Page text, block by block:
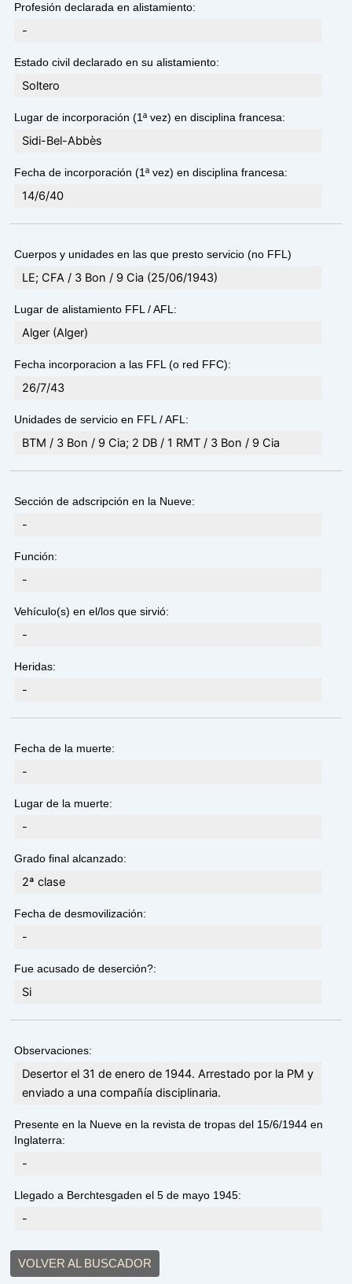
Profesión declarada en alistamiento:
-
Estado civil declarado en su alistamiento:
Soltero
Lugar de incorporación (1ª vez) en disciplina francesa:
Sidi-Bel-Abbès
Fecha de incorporación (1ª vez) en disciplina francesa:
14/6/40
Cuerpos y unidades en las que presto servicio (no FFL)
LE; CFA / 3 Bon / 9 Cia (25/06/1943)
Lugar de alistamiento FFL / AFL:
Alger (Alger)
Fecha incorporacion a las FFL (o red FFC):
26/7/43
Unidades de servicio en FFL / AFL:
BTM / 3 Bon / 9 Cia; 2 DB / 1 RMT / 3 Bon / 9 Cia
Sección de adscripción en la Nueve:
-
Función:
-
Vehículo(s) en el/los que sirvió:
-
Heridas:
-
Fecha de la muerte:
-
Lugar de la muerte:
-
Grado final alcanzado:
2ª clase
Fecha de desmovilización:
-
Fue acusado de deserción?:
Si
Observaciones:
Desertor el 31 de enero de 1944. Arrestado por la PM y
enviado a una compañía disciplinaria.
Presente en la Nueve en la revista de tropas del 15/6/1944 en
Inglaterra:
-
Llegado a Berchtesgaden el 5 de mayo 1945:
-
VOLVER AL BUSCADOR